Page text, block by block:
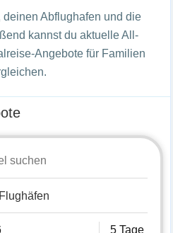
Abflughafen und die
kannst du aktuelle All-
Angebote für Familien